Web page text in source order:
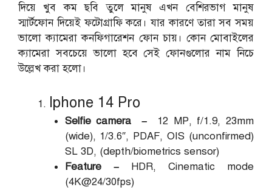
দিয়ে খুব কম ছবি তুলে মানুষ এখন বেশিরভাগ মানুষ
স্মার্টফোন দিয়েই ফটোগ্রাফি করে। যার কারণে তারা সব সময়
ভালো ক্যামেরা কনফিগারেশন ফোন চায়। কোন মোবাইলের
ক্যামেরা সবচেয়ে ভালো হবে সেই ফোনগুলোর নাম নিচে
উল্লেখ করা হলো।
Iphone 14 Pro
Selfie camera – 12 MP, f/1.9, 23mm
(wide), 1/3.6″, PDAF, OIS (unconfirmed)
SL 3D, (depth/biometrics sensor)
Feature –HDR, Cinematic mode
(4K@24/30fps)